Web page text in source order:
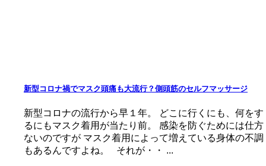
新型コロナ禍でマスク頭痛も大流行？側頭筋のセルフマッサージ
新型コロナの流行から早１年。 どこに行くにも、何をす
るにもマスク着用が当たり前。 感染を防ぐためには仕方
ないのですが マスク着用によって増えている身体の不調
もあるんですよね。 それが・・ ...